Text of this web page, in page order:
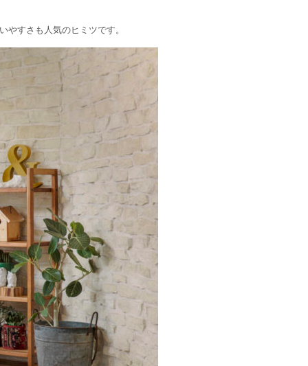
すさも人気のヒミツです。